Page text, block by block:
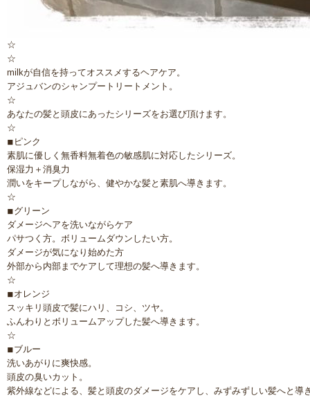
☆
☆
milkが自信を持ってオススメするヘアケア。
アジュバンのシャンプートリートメント。
☆
あなたの髪と頭皮にあったシリーズをお選び頂けます。
☆
◾︎ピンク
素肌に優しく無香料無着色の敏感肌に対応したシリーズ。
保湿力＋消臭力
潤いをキープしながら、健やかな髪と素肌へ導きます。
☆
◾︎グリーン
ダメージヘアを洗いながらケア
パサつく方。ボリュームダウンしたい方。
ダメージが気になり始めた方
外部から内部までケアして理想の髪へ導きます。
☆
◾︎オレンジ
スッキリ頭皮で髪にハリ、コシ、ツヤ。
ふんわりとボリュームアップした髪へ導きます。
☆
◾︎ブルー
洗いあがりに爽快感。
頭皮の臭いカット。
紫外線などによる、髪と頭皮のダメージをケアし、みずみずしい髪へと導